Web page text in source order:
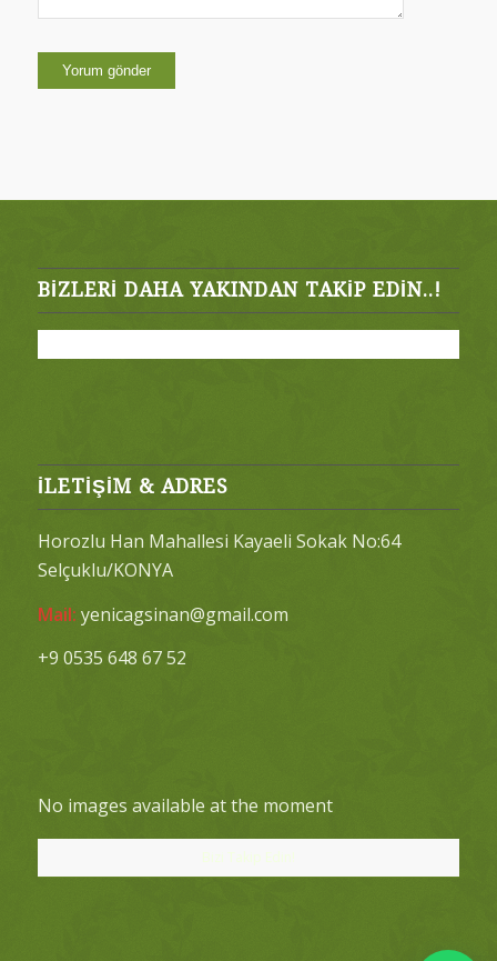
BIZLERI DAHA YAKINDAN TAKIP EDIN..!
İLETİŞİM & ADRES
Horozlu Han Mahallesi Kayaeli Sokak No:64
Selçuklu/KONYA
Mail: yenicagsinan@gmail.com
+9 0535 648 67 52
No images available at the moment
Bizi Takip Edin!